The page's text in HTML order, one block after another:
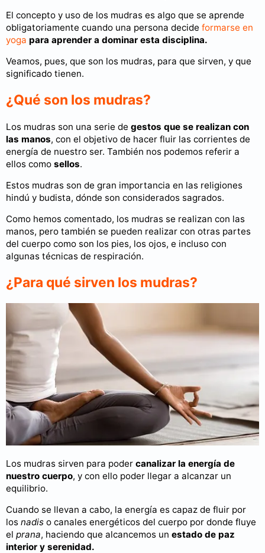
El concepto y uso de los mudras es algo que se aprende
obligatoriamente cuando una persona decide formarse en
yoga para aprender a dominar esta disciplina.
Veamos, pues, que son los mudras, para que sirven, y que
significado tienen.
¿Qué son los mudras?
Los mudras son una serie de gestos que se realizan con
las manos, con el objetivo de hacer fluir las corrientes de
energía de nuestro ser. También nos podemos referir a
ellos como sellos.
Estos mudras son de gran importancia en las religiones
hindú y budista, dónde son considerados sagrados.
Como hemos comentado, los mudras se realizan con las
manos, pero también se pueden realizar con otras partes
del cuerpo como son los pies, los ojos, e incluso con
algunas técnicas de respiración.
¿Para qué sirven los mudras?
Los mudras sirven para poder canalizar la energía de
nuestro cuerpo, y con ello poder llegar a alcanzar un
equilibrio.
Cuando se llevan a cabo, la energía es capaz de fluir por
los nadis o canales energéticos del cuerpo por donde fluye
el prana, haciendo que alcancemos un estado de paz
interior y serenidad.